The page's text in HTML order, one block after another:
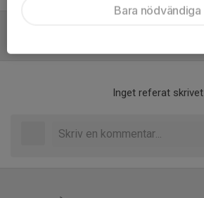
Inget referat skrivet
Bara nödvändiga